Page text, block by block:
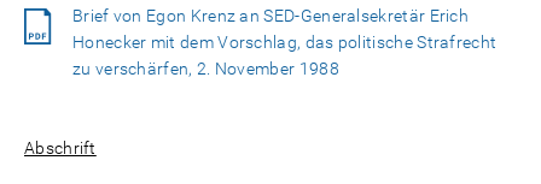
Brief von Egon Krenz an SED-Generalsekretär Erich
Honecker mit dem Vorschlag, das politische Strafrecht
zu verschärfen, 2. November 1988
Abschrift